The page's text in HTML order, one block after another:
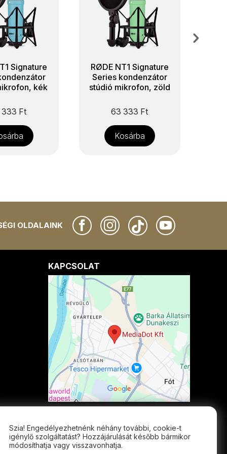
Signature
kék
Ft
RØDE NT1 Signature
Series kondenzátor
stúdió mikrofon, zöld
63 333 Ft
Kosárba
OLDALAINK
KAPCSOLAT
Telefon: +36 30 867 5113; +36 30 318 3857
E-mail:info@mediadot.hu
Nyitvatartás:
Szia! Engedélyezhetnénk néhány további, cookie-t
igénylő szolgáltatást? Hozzájárulását később bármikor
módosíthatja vagy visszavonhatja.